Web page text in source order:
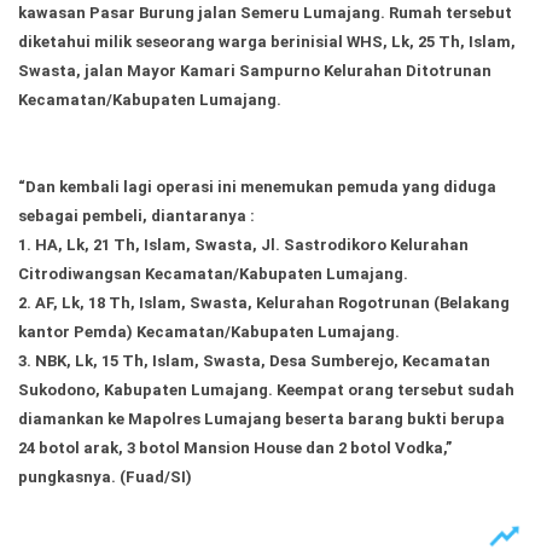
kawasan Pasar Burung jalan Semeru Lumajang. Rumah tersebut
diketahui milik seseorang warga berinisial WHS, Lk, 25 Th, Islam,
Swasta, jalan Mayor Kamari Sampurno Kelurahan Ditotrunan
Kecamatan/Kabupaten Lumajang.
“Dan kembali lagi operasi ini menemukan pemuda yang diduga
sebagai pembeli, diantaranya :
1. HA, Lk, 21 Th, Islam, Swasta, Jl. Sastrodikoro Kelurahan
Citrodiwangsan Kecamatan/Kabupaten Lumajang.
2. AF, Lk, 18 Th, Islam, Swasta, Kelurahan Rogotrunan (Belakang
kantor Pemda) Kecamatan/Kabupaten Lumajang.
3. NBK, Lk, 15 Th, Islam, Swasta, Desa Sumberejo, Kecamatan
Sukodono, Kabupaten Lumajang. Keempat orang tersebut sudah
diamankan ke Mapolres Lumajang beserta barang bukti berupa
24 botol arak, 3 botol Mansion House dan 2 botol Vodka,”
pungkasnya. (Fuad/SI)